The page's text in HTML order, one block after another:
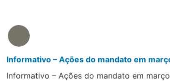
Informativo – Ações do mandato em março